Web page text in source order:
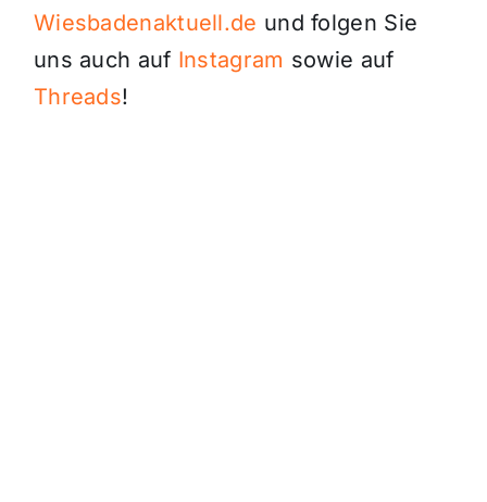
Wiesbadenaktuell.de und folgen Sie
uns auch auf Instagram sowie auf
Threads!